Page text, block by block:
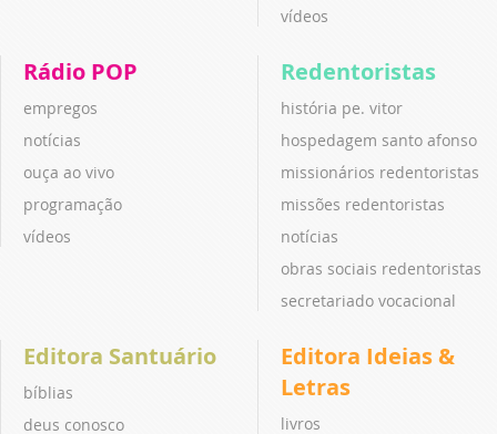
vídeos
Rádio POP
empregos
notícias
ouça ao vivo
programação
vídeos
Redentoristas
história pe. vitor
hospedagem santo afonso
missionários redentoristas
missões redentoristas
notícias
obras sociais redentoristas
secretariado vocacional
Editora Santuário
bíblias
deus conosco
Editora Ideias &
Letras
livros